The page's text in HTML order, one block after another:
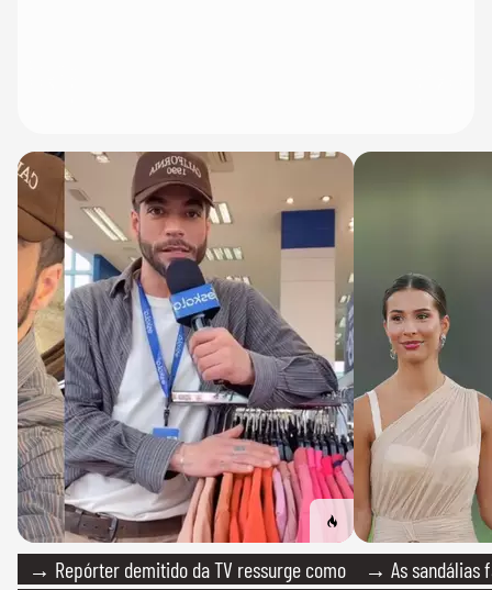
→ Repórter demitido da TV ressurge como
→ As sandálias